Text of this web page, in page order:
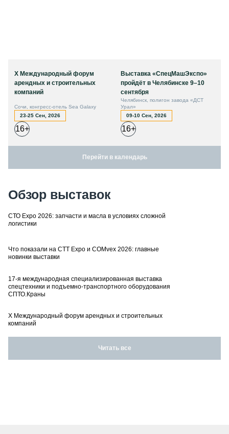
X Международный форум
арендных и строительных
компаний
Сочи, конгресс-отель Sea Galaxy
23-25 Сен, 2026
16+
Выставка «СпецМашЭкспо»
пройдёт в Челябинске 9–10
сентября
Челябинск, полигон завода «ДСТ
Урал»
09-10 Сен, 2026
16+
Перейти в календарь
Обзор выставок
СТО Expo 2026: запчасти и масла в условиях сложной
логистики
Что показали на CTT Expo и COMvex 2026: главные
новинки выставки
17-я международная специализированная выставка
спецтехники и подъемно-транспортного оборудования
СПТО.Краны
X Международный форум арендных и строительных
компаний
Читать все